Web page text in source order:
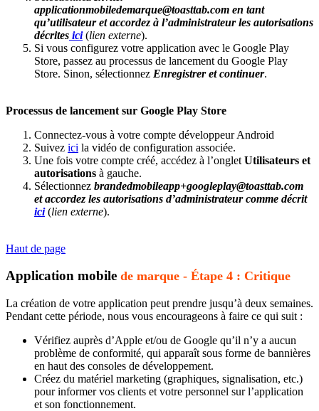
applicationmobiledemarque@toasttab.com en tant
qu’utilisateur et accordez à l’administrateur les autorisations
décrites ici(lien externe).
Si vous configurez votre application avec le Google Play
Store, passez au processus de lancement du Google Play
Store. Sinon, sélectionnez Enregistrer et continuer.
Processus de lancement sur Google Play Store
Connectez-vous à votre compte développeur Android
Suivez ici la vidéo de configuration associée.
Une fois votre compte créé, accédez à l’onglet Utilisateurs et
autorisations à gauche.
Sélectionnez brandedmobileapp+googleplay@toasttab.com
et accordez les autorisations d’administrateur comme décrit
ici(lien externe).
Haut de page
Application mobile de marque - Étape 4 : Critique
La création de votre application peut prendre jusqu’à deux semaines.
Pendant cette période, nous vous encourageons à faire ce qui suit :
Vérifiez auprès d’Apple et/ou de Google qu’il n’y a aucun
problème de conformité, qui apparaît sous forme de bannières
en haut des consoles de développement.
Créez du matériel marketing (graphiques, signalisation, etc.)
pour informer vos clients et votre personnel sur l’application
et son fonctionnement.